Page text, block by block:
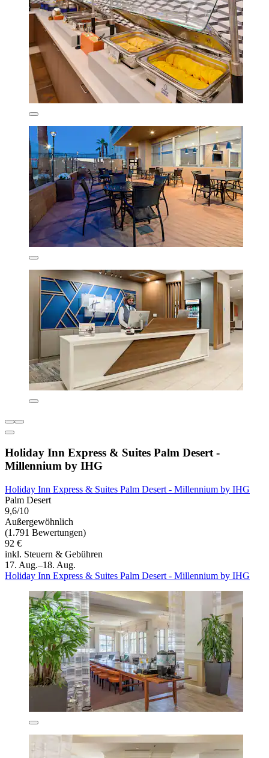
Holiday Inn Express & Suites Palm Desert -
Millennium by IHG
Holiday Inn Express & Suites Palm Desert - Millennium by IHG
Palm Desert
9,6/10
Außergewöhnlich
(1.791 Bewertungen)
92 €
inkl. Steuern & Gebühren
17. Aug.–18. Aug.
Holiday Inn Express & Suites Palm Desert - Millennium by IHG